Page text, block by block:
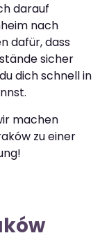
darauf
nach
dafür, dass
sicher
dich schnell in
machen
zu einer